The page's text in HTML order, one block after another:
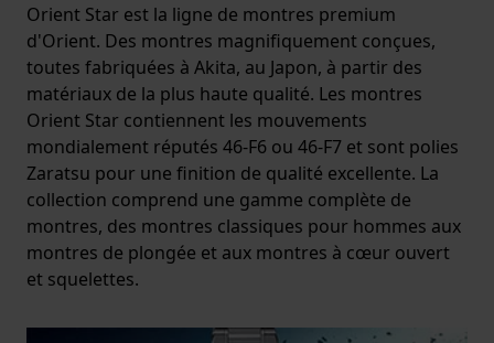
Orient Star est la ligne de montres premium
d'Orient. Des montres magnifiquement conçues,
toutes fabriquées à Akita, au Japon, à partir des
matériaux de la plus haute qualité. Les montres
Orient Star contiennent les mouvements
mondialement réputés 46-F6 ou 46-F7 et sont polies
Zaratsu pour une finition de qualité excellente. La
collection comprend une gamme complète de
montres, des montres classiques pour hommes aux
montres de plongée et aux montres à cœur ouvert
et squelettes.